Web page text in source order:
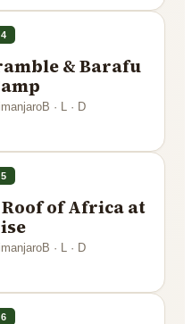
& Barafu
B · L · D
of Africa at
B · L · D